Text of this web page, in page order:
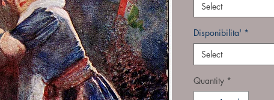
Select
Disponibilita' *
Select
Quantity *